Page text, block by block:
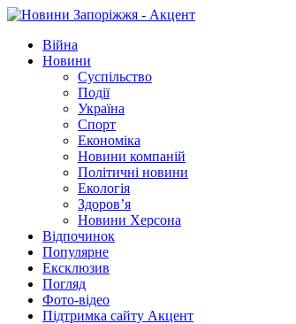
Війна
Новини
Суспільство
Події
Україна
Спорт
Економіка
Новини компаній
Політичні новини
Екологія
Здоров’я
Новини Херсона
Відпочинок
Популярне
Ексклюзив
Погляд
Фото-відео
Підтримка сайту Акцент